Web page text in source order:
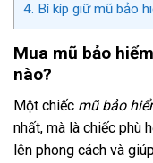
4. Bí kíp giữ mũ bảo
Mua mũ bảo
nào?
Một chiếc mũ bảo
nhất, mà là chiếc phù
lên phong cách và